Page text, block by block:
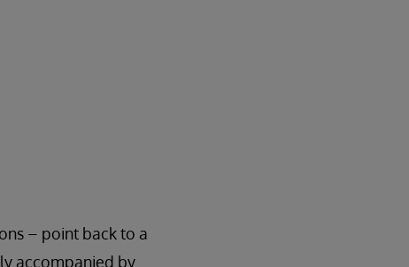
– point back to a
accompanied by